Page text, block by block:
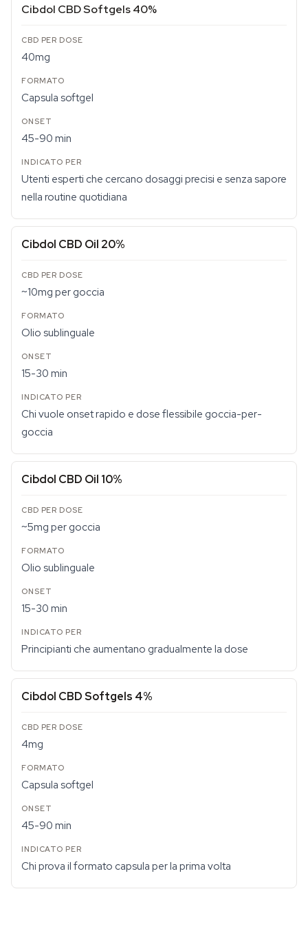
Cibdol CBD Softgels 40%
40mg
Capsula softgel
45-90 min
Utenti esperti che cercano dosaggi precisi e senza sapore
nella routine quotidiana
Cibdol CBD Oil 20%
~10mg per goccia
Olio sublinguale
15-30 min
Chi vuole onset rapido e dose flessibile goccia-per-
goccia
Cibdol CBD Oil 10%
~5mg per goccia
Olio sublinguale
15-30 min
Principianti che aumentano gradualmente la dose
Cibdol CBD Softgels 4%
4mg
Capsula softgel
45-90 min
Chi prova il formato capsula per la prima volta